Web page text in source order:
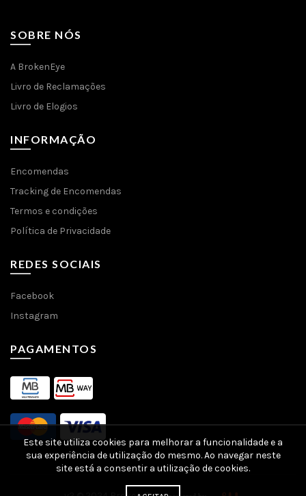
SOBRE NÓS
A BrokenEye
Livro de Reclamações
Livro de Elogios
INFORMAÇÃO
Encomendas
Tracking de Encomendas
Termos e condições
Política de Privacidade
REDES SOCIAIS
Facebook
Instagram
PAGAMENTOS
Este site utiliza cookies para melhorar a funcionalidade e a
sua experiência de utilização do mesmo. Ao navegar neste
site está a consentir a utilização de cookies.